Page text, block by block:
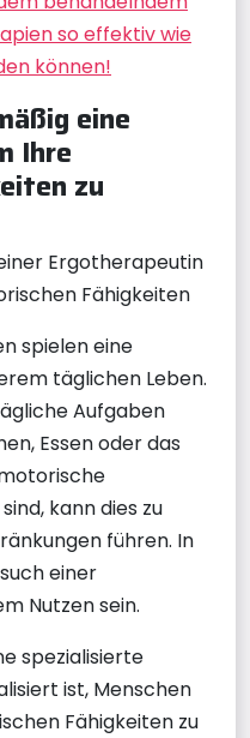
so effektiv wie
können!
eine
Ihre
zu
Ergotherapeutin
Fähigkeiten
spielen eine
täglichen Leben.
Aufgaben
Essen oder das
kann dies zu
führen. In
einer
Nutzen sein.
spezialisierte
ist, Menschen
Fähigkeiten zu